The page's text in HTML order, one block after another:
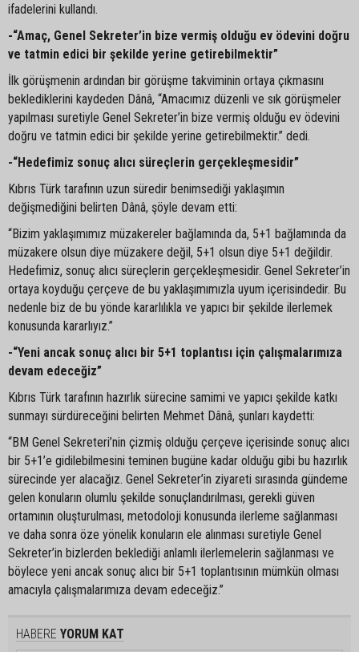
ifadelerini kullandı.
-“Amaç, Genel Sekreter’in bize vermiş olduğu ev ödevini doğru
ve tatmin edici bir şekilde yerine getirebilmektir”
İlk görüşmenin ardından bir görüşme takviminin ortaya çıkmasını
beklediklerini kaydeden Dânâ, “Amacımız düzenli ve sık görüşmeler
yapılması suretiyle Genel Sekreter’in bize vermiş olduğu ev ödevini
doğru ve tatmin edici bir şekilde yerine getirebilmektir.” dedi.
-“Hedefimiz sonuç alıcı süreçlerin gerçekleşmesidir”
Kıbrıs Türk tarafının uzun süredir benimsediği yaklaşımın
değişmediğini belirten Dânâ, şöyle devam etti:
“Bizim yaklaşımımız müzakereler bağlamında da, 5+1 bağlamında da
müzakere olsun diye müzakere değil, 5+1 olsun diye 5+1 değildir.
Hedefimiz, sonuç alıcı süreçlerin gerçekleşmesidir. Genel Sekreter’in
ortaya koyduğu çerçeve de bu yaklaşımımızla uyum içerisindedir. Bu
nedenle biz de bu yönde kararlılıkla ve yapıcı bir şekilde ilerlemek
konusunda kararlıyız.”
-“Yeni ancak sonuç alıcı bir 5+1 toplantısı için çalışmalarımıza
devam edeceğiz”
Kıbrıs Türk tarafının hazırlık sürecine samimi ve yapıcı şekilde katkı
sunmayı sürdüreceğini belirten Mehmet Dânâ, şunları kaydetti:
“BM Genel Sekreteri’nin çizmiş olduğu çerçeve içerisinde sonuç alıcı
bir 5+1’e gidilebilmesini teminen bugüne kadar olduğu gibi bu hazırlık
sürecinde yer alacağız. Genel Sekreter’in ziyareti sırasında gündeme
gelen konuların olumlu şekilde sonuçlandırılması, gerekli güven
ortamının oluşturulması, metodoloji konusunda ilerleme sağlanması
ve daha sonra öze yönelik konuların ele alınması suretiyle Genel
Sekreter’in bizlerden beklediği anlamlı ilerlemelerin sağlanması ve
böylece yeni ancak sonuç alıcı bir 5+1 toplantısının mümkün olması
amacıyla çalışmalarımıza devam edeceğiz.”
HABERE YORUM KAT